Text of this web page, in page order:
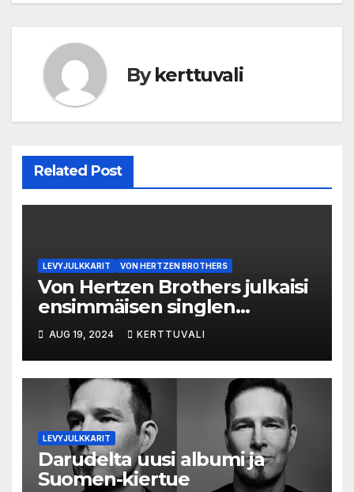
Bykerttuvali
Related Post
LEVYJULKKARIT VON HERTZEN BROTHERS
Von Hertzen Brothers julkaisi
ensimmäisen singlen
lokakuiselta albumiltaan
AUG 19, 2024 KERTTUVALI
LEVYJULKKARIT
Darudelta uusi albumi ja
Suomen-kiertue